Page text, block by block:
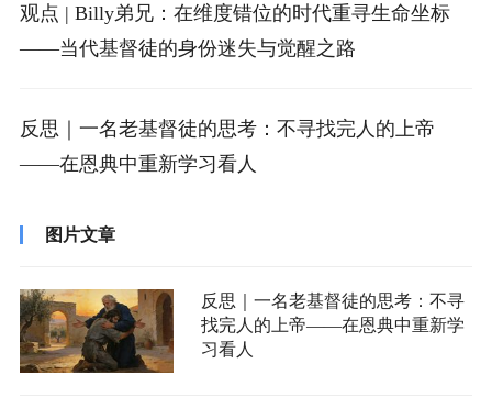
观点 | Billy弟兄：在维度错位的时代重寻生命坐标
——当代基督徒的身份迷失与觉醒之路
反思｜一名老基督徒的思考：不寻找完人的上帝
——在恩典中重新学习看人
图片文章
反思｜一名老基督徒的思考：不寻
找完人的上帝——在恩典中重新学
习看人